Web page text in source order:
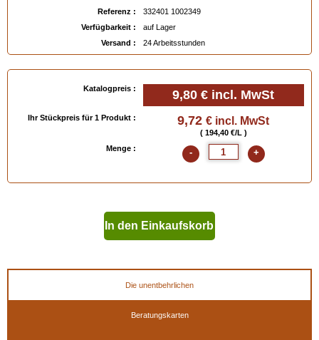
dazu raten wir Ihnen zu unserem besonders praktischen
Referenz :
332401 1002349
Verfügbarkeit :
auf Lager
Versand :
24 Arbeitsstunden
Katalogpreis : 9,80 € incl. MwSt
Ihr Stückpreis für 1 Produkt : 9,72 € incl. MwSt
( 194,40 €/L )
Menge :
- +
In den Einkaufskorb
Die unentbehrlichen
Beratungskarten